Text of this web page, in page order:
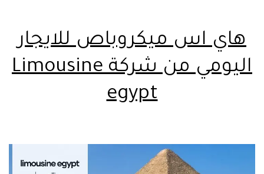
هاي اس ميكروباص للايجار
اليومي من شركة Limousine
egypt